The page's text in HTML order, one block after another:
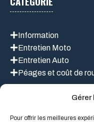
Gérer
Pour offrir les meilleures
Information
Entretien Moto
Entretien Auto
Péages et coût de
LIEN UTILES